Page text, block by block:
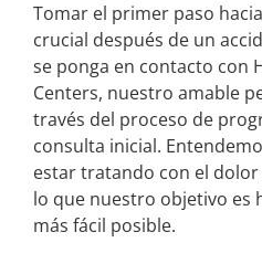
Tomar el primer paso
crucial después de un
se ponga en contacto con
Centers, nuestro amable
través del proceso de
consulta inicial.
estar tratando con el
lo que nuestro objetivo es
más fácil posible.